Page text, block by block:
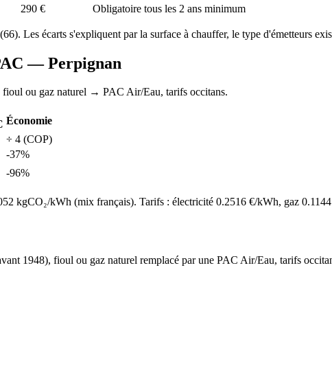
290 € Obligatoire tous les 2 ans minimum
(66). Les écarts s'expliquent par la surface à chauffer, le type d'émetteurs
—Perpignan
fioul ou gaz naturel → PAC Air/Eau, tarifs occitans.
Économie
÷ 4 (COP)
-37%
-96%
kgCO₂/kWh (mix français). Tarifs : électricité 0.2516 €/kWh, gaz 0.1144
1948), fioul ou gaz naturel remplacé par une PAC Air/Eau, tarifs